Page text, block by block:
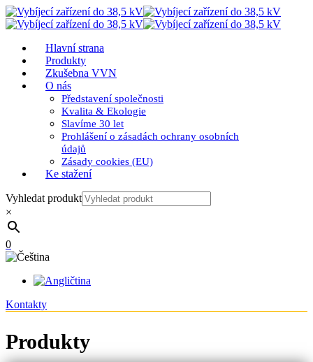
Hlavní strana
Produkty
Zkušebna VVN
O nás
Představení společnosti
Kvalita & Ekologie
Slavíme 30 let
Prohlášení o zásadách ochrany osobních
údajů
Zásady cookies (EU)
Ke stažení
Vyhledat produkt
×
0
Kontakty
Produkty